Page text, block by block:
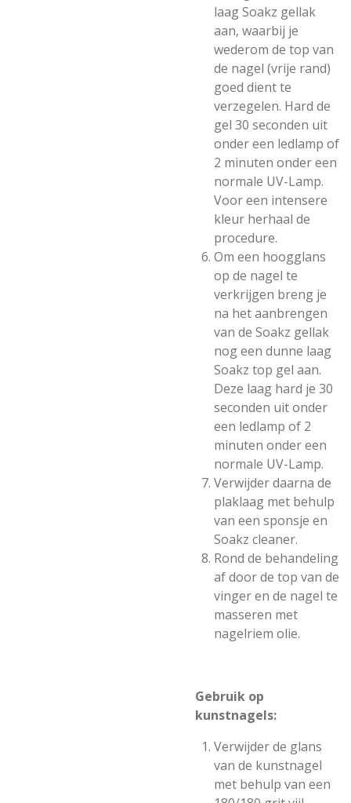
laag Soakz gellak
aan, waarbij je
wederom de top van
de nagel (vrije rand)
goed dient te
verzegelen. Hard de
gel 30 seconden uit
onder een ledlamp of
2 minuten onder een
normale UV-Lamp.
Voor een intensere
kleur herhaal de
procedure.
Om een hoogglans
op de nagel te
verkrijgen breng je
na het aanbrengen
van de Soakz gellak
nog een dunne laag
Soakz top gel aan.
Deze laag hard je 30
seconden uit onder
een ledlamp of 2
minuten onder een
normale UV-Lamp.
Verwijder daarna de
plaklaag met behulp
van een sponsje en
Soakz cleaner.
Rond de behandeling
af door de top van de
vinger en de nagel te
masseren met
nagelriem olie.
Gebruik op
kunstnagels:
Verwijder de glans
van de kunstnagel
met behulp van een